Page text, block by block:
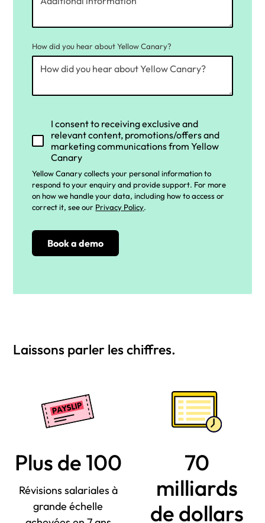
How did you hear about Yellow Canary?
I consent to receiving exclusive and
relevant content, promotions/offers and
marketing communications from Yellow
Canary
Yellow Canary collects your personal information to
respond to your enquiry and provide support. For more
on how we handle your data, including how to access or
correct it, see our Privacy Policy.
Laissons parler les chiffres.
Plus de 100
Révisions salariales à
grande échelle
70
milliards
de dollars